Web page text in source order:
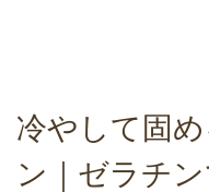
冷やして固
ン｜ゼラチ